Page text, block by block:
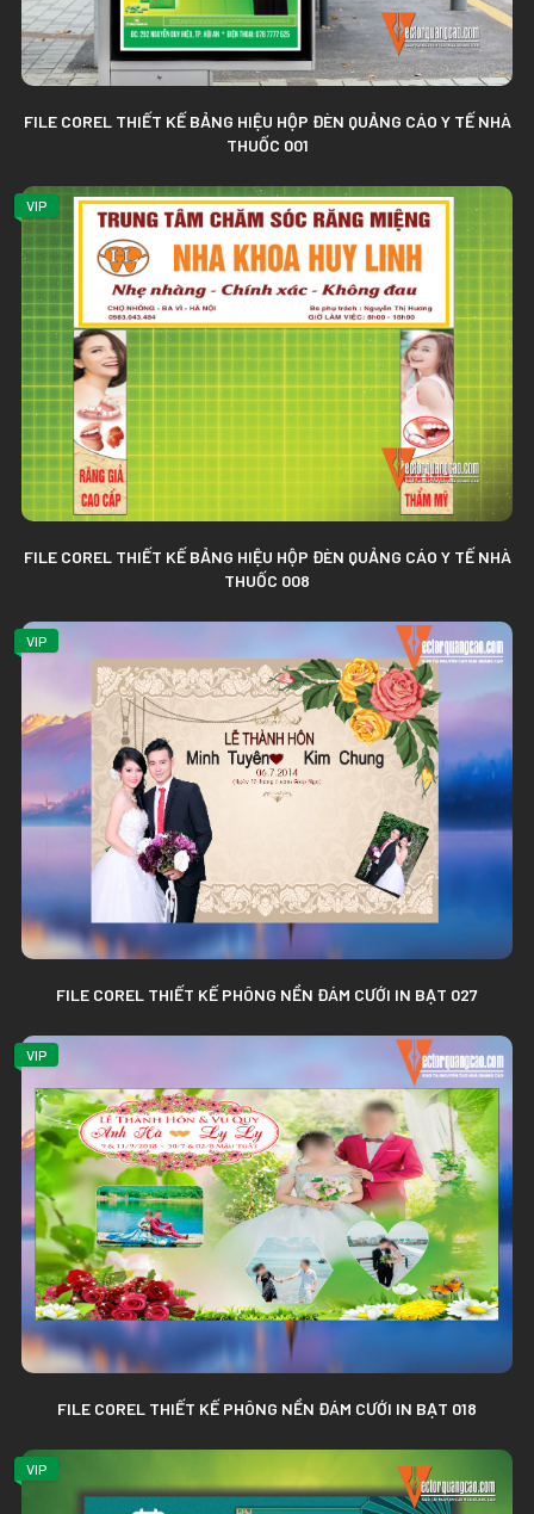
FILE COREL THIẾT KẾ BẢNG HIỆU HỘP ĐÈN QUẢNG CÁO Y TẾ NHÀ
THUỐC 001
VIP
FILE COREL THIẾT KẾ BẢNG HIỆU HỘP ĐÈN QUẢNG CÁO Y TẾ NHÀ
THUỐC 008
VIP
FILE COREL THIẾT KẾ PHÔNG NỀN ĐÁM CƯỚI IN BẠT 027
VIP
FILE COREL THIẾT KẾ PHÔNG NỀN ĐÁM CƯỚI IN BẠT 018
VIP